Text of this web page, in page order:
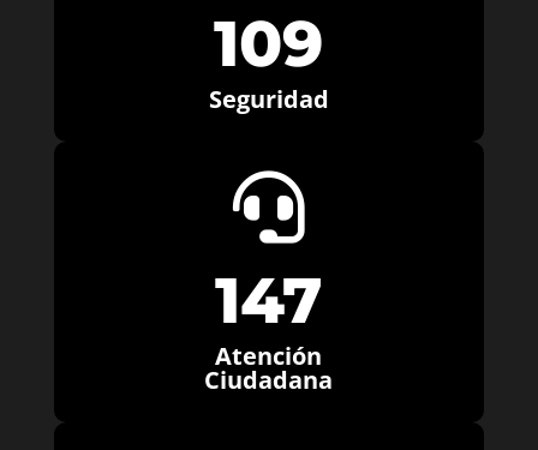
109
Seguridad

147
Atención
Ciudadana